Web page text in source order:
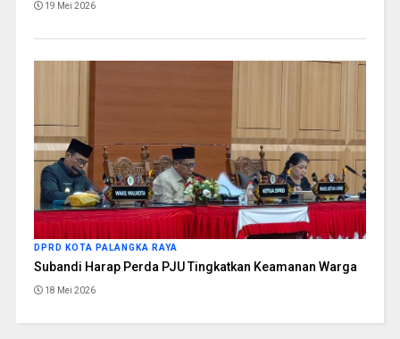
19 Mei 2026
DPRD KOTA PALANGKA RAYA
Subandi Harap Perda PJU Tingkatkan Keamanan Warga
18 Mei 2026